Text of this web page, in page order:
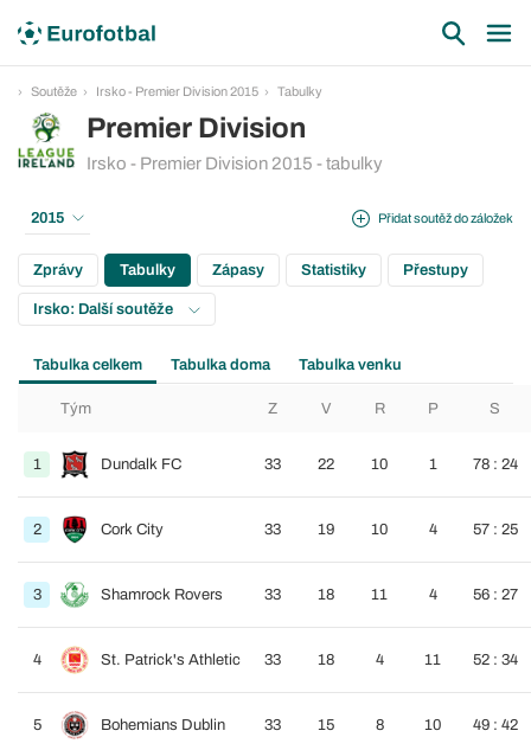
Soutěže Irsko - Premier Division 2015 Tabulky
Premier Division
Irsko - Premier Division 2015 - tabulky
Přidat soutěž do záložek
2015
Zprávy Tabulky Zápasy Statistiky Přestupy
Irsko: Další soutěže
Tabulka celkem Tabulka doma Tabulka venku
Tým Z V R P S
1 Dundalk FC 33 22 10 1 78 : 24
2 Cork City 33 19 10 4 57 : 25
3 Shamrock Rovers 33 18 11 4 56 : 27
4 St. Patrick's Athletic 33 18 4 11 52 : 34
5 Bohemians Dublin 33 15 8 10 49 : 42